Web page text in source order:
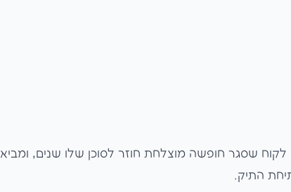
לקוח שסגר חופשה מוצלחת חוזר לסוכן שלו שנים, ומביא
התיק.